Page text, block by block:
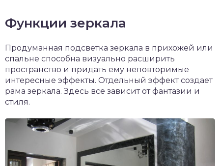
Функции зеркала
Продуманная подсветка зеркала в прихожей или
спальне способна визуально расширить
пространство и придать ему неповторимые
интересные эффекты. Отдельный эффект создает
рама зеркала. Здесь все зависит от фантазии и
стиля.